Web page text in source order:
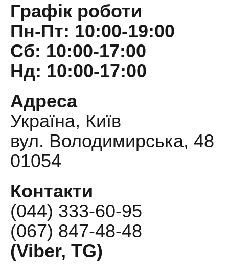
Графік роботи
Пн-Пт: 10:00-19:00
Сб: 10:00-17:00
Нд: 10:00-17:00
Адреса
Україна, Київ
вул. Володимирська, 48
01054
Контакти
(044) 333-60-95
(067) 847-48-48
(Viber, TG)